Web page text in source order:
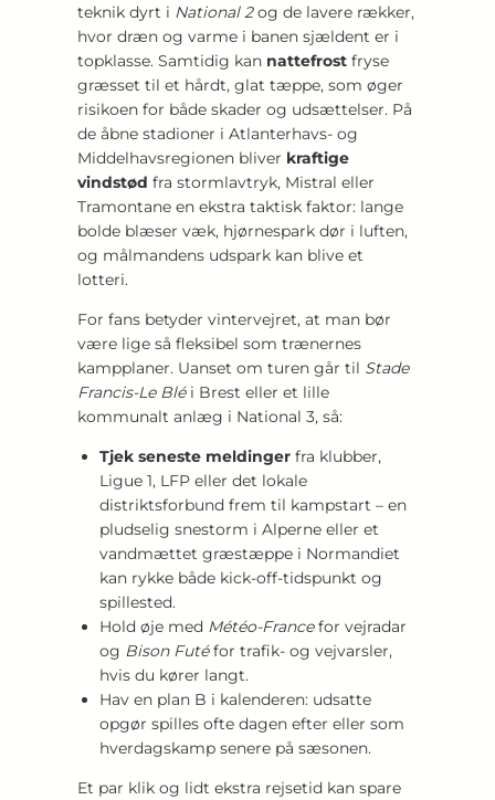
teknik dyrt i National 2og de lavere rækker,
hvor dræn og varme i banen sjældent er i
topklasse. Samtidig kan nattefrost fryse
græsset til et hårdt, glat tæppe, som øger
risikoen for både skader og udsættelser. På
de åbne stadioner i Atlanterhavs- og
Middelhavsregionen bliver kraftige
vindstød fra stormlavtryk, Mistral eller
Tramontane en ekstra taktisk faktor: lange
bolde blæser væk, hjørnespark dør i luften,
og målmandens udspark kan blive et
lotteri.
For fans betyder vintervejret, at man bør
være lige så fleksibel som trænernes
kampplaner. Uanset om turen går til Stade
Francis-Le Bléi Brest eller et lille
kommunalt anlæg i National 3, så:
Tjek seneste meldinger fra klubber,
Ligue 1, LFP eller det lokale
distriktsforbund frem til kampstart – en
pludselig snestorm i Alperne eller et
vandmættet græstæppe i Normandiet
kan rykke både kick-off-tidspunkt og
spillested.
Hold øje med Météo-Francefor vejradar
og Bison Futéfor trafik- og vejvarsler,
hvis du kører langt.
Hav en plan B i kalenderen: udsatte
opgør spilles ofte dagen efter eller som
hverdagskamp senere på sæsonen.
Et par klik og lidt ekstra rejsetid kan spare